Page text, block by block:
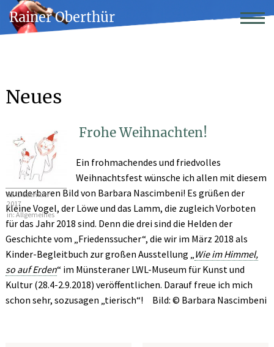
Rainer Oberthür
Neues
22. Dezember
2017
in:Allgemeines
Frohe Weihnachten!
Ein frohmachendes und friedvolles
Weihnachtsfest wünsche ich allen mit diesem
wunderbaren Bild von Barbara Nascimbeni! Es grüßen der
kleine Vogel, der Löwe und das Lamm, die zugleich Vorboten
für das Jahr 2018 sind. Denn die drei sind die Helden der
Geschichte vom „Friedenssucher“, die wir im März 2018 als
Kinder-Begleitbuch zur großen Ausstellung „Wie im Himmel,
so auf Erden“ im Münsteraner LWL-Museum für Kunst und
Kultur (28.4-2.9.2018) veröffentlichen. Darauf freue ich mich
schon sehr, sozusagen „tierisch“!
Bild: © Barbara Nascimbeni